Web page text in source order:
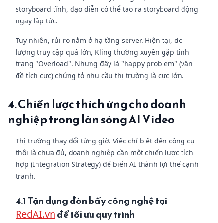
storyboard tĩnh, đạo diễn có thể tạo ra storyboard động
ngay lập tức.
Tuy nhiên, rủi ro nằm ở hạ tầng server. Hiện tại, do
lượng truy cập quá lớn, Kling thường xuyên gặp tình
trạng "Overload". Nhưng đây là "happy problem" (vấn
đề tích cực) chứng tỏ nhu cầu thị trường là cực lớn.
4. Chiến lược thích ứng cho doanh
nghiệp trong làn sóng AI Video
Thị trường thay đổi từng giờ. Việc chỉ biết đến công cụ
thôi là chưa đủ, doanh nghiệp cần một chiến lược tích
hợp (Integration Strategy) để biến AI thành lợi thế cạnh
tranh.
4.1 Tận dụng đòn bẩy công nghệ tại
RedAI.vnđể tối ưu quy trình